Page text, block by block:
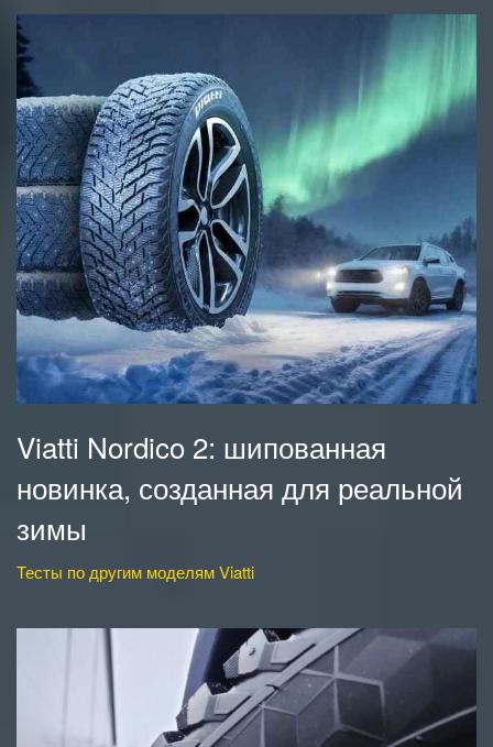
Viatti Nordico 2: шипованная
новинка, созданная для реальной
зимы
Тесты по другим моделям Viatti